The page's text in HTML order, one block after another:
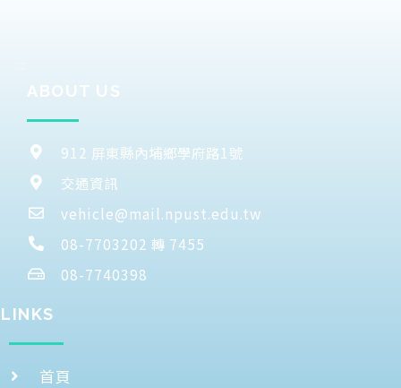
ABOUT US
912 屏東縣內埔鄉學府路1號
交通資訊
vehicle@mail.npust.edu.tw
08-7703202 轉 7455
08-7740398
LINKS
首頁